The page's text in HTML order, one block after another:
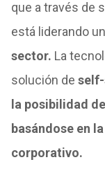
que a través de
está liderando
sector. La
solución de
la posibilidad
basándose en
corporativo.